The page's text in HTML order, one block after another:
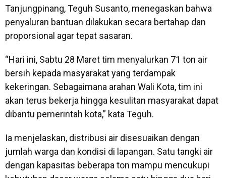
Tanjungpinang, Teguh Susanto, menegaskan bahwa
penyaluran bantuan dilakukan secara bertahap dan
proporsional agar tepat sasaran.
“Hari ini, Sabtu 28 Maret tim menyalurkan 71 ton air
bersih kepada masyarakat yang terdampak
kekeringan. Sebagaimana arahan Wali Kota, tim ini
akan terus bekerja hingga kesulitan masyarakat dapat
dibantu pemerintah kota,” kata Teguh.
Ia menjelaskan, distribusi air disesuaikan dengan
jumlah warga dan kondisi di lapangan. Satu tangki air
dengan kapasitas beberapa ton mampu mencukupi